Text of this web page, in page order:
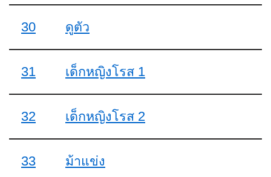
30 ดูตัว
31 เด็กหญิงโรส 1
32 เด็กหญิงโรส 2
33 ม้าแข่ง